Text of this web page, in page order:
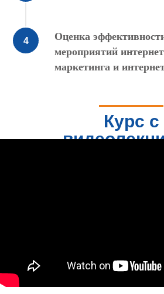
Оценка
мероприятий
маркетинга и
Курс с